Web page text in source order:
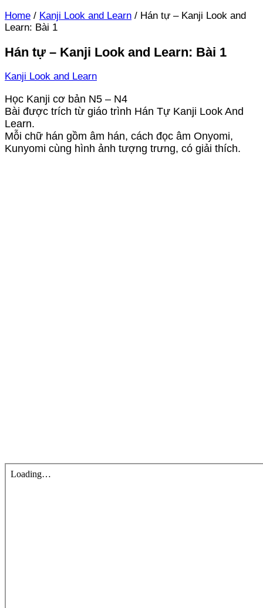
Home / Kanji Look and Learn / Hán tự – Kanji Look and
Learn: Bài 1
Hán tự – Kanji Look and Learn: Bài 1
Kanji Look and Learn
Học Kanji cơ bản N5 – N4
Bài được trích từ giáo trình Hán Tự Kanji Look And
Learn.
Mỗi chữ hán gồm âm hán, cách đọc âm Onyomi,
Kunyomi cùng hình ảnh tượng trưng, có giải thích.